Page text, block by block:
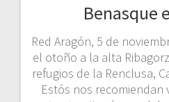
Benasque
Red Aragón, 5 de
el otoño a la alta
refugios de la Renclusa,
Estós nos